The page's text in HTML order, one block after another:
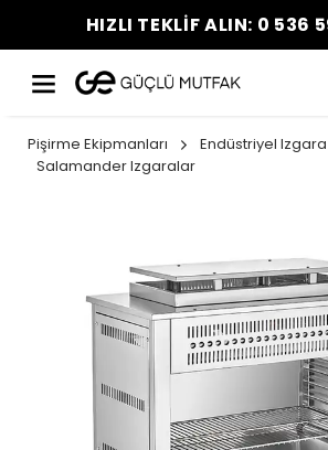
HIZLI TEKLİF ALIN: 0 536
Pişirme Ekipmanları
Endüstriyel Izgara
Salamander Izgaralar